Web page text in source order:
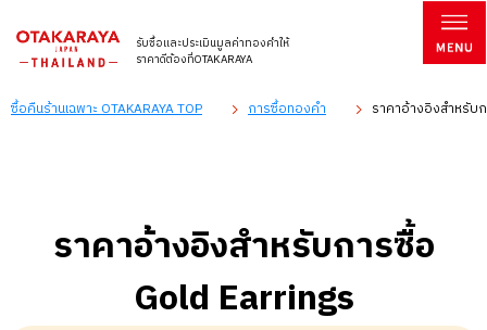
รับซื้อและประเมินมูลค่าทองคำให้
ราคาดีต้องที่OTAKARAYA
ซื้อคืนร้านเฉพาะ OTAKARAYA TOP การซื้อทองคำ ราคาอ้างอิงสำหรับ
ราคาอ้างอิงสำหรับการซื้อ
Gold Earrings